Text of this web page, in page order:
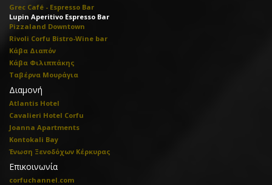
Grec Café - Espresso Bar
Lupin Aperitivo Espresso Bar
Pizzaland Downtown
Rivoli Corfu Bistro-Wine bar
Κάβα Διαπόν
Κάβα Φιλιππάκης
Ταβέρνα Μουράγια
Διαμονή
Atlantis Hotel
Cavalieri Hotel Corfu
Joanna Apartments
Kontokali Bay
Ένωση Ξενοδόχων Κέρκυρας
Επικοινωνία
corfuchannel.com